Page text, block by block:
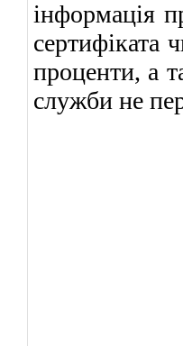
інформація
сертифіката
проценти, а
служби не